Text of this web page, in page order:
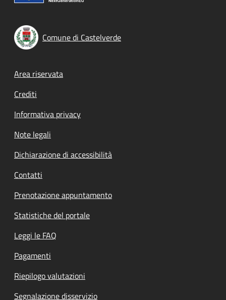
Comune di Castelverde
Footer menu
Area riservata
Crediti
Informativa privacy
Note legali
Dichiarazione di accessibilità
Contatti
Prenotazione appuntamento
Statistiche del portale
Leggi le FAQ
Pagamenti
Riepilogo valutazioni
Segnalazione disservizio